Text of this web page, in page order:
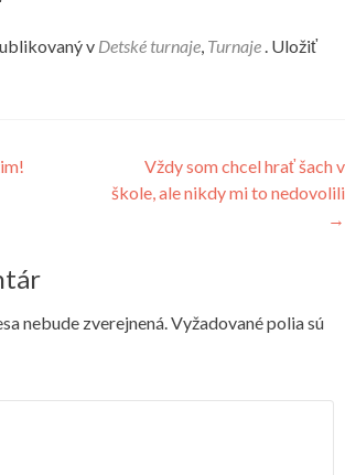
v Detské turnaje Turnaje . Uložiť
Vždy som chcel hrať šach v
škole, ale nikdy mi to nedovolili
→
nebude zverejnená. Vyžadované polia sú